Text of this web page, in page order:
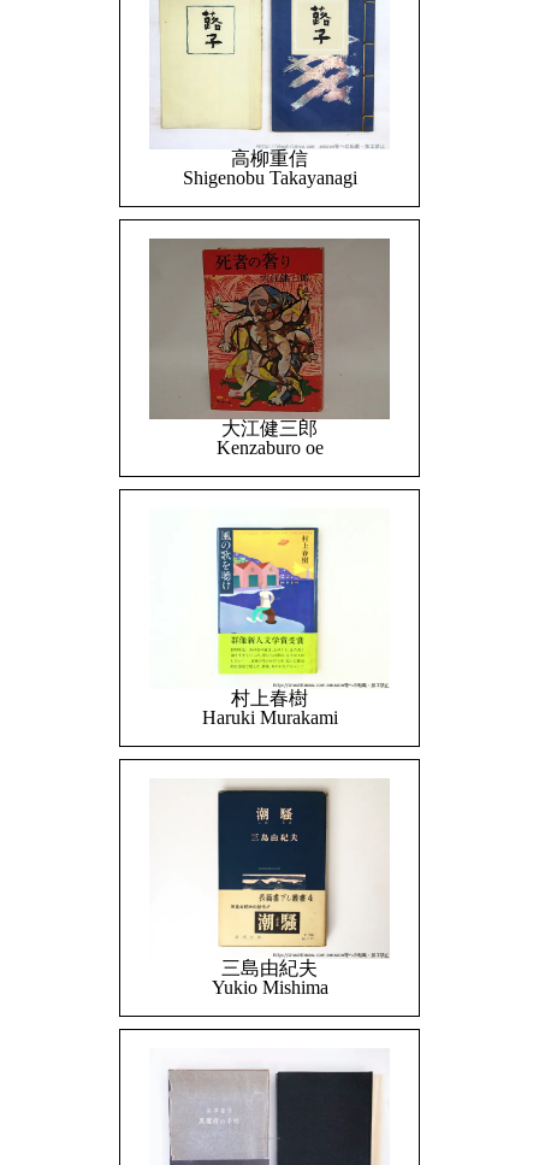
高柳重信
Shigenobu Takayanagi
大江健三郎
Kenzaburo oe
村上春樹
Haruki Murakami
三島由紀夫
Yukio Mishima